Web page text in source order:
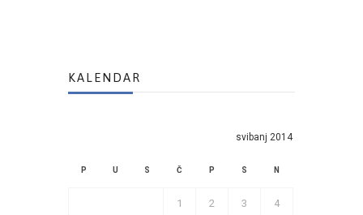
KALENDAR
svibanj 2014
P U S Č P S N
1 2 3 4